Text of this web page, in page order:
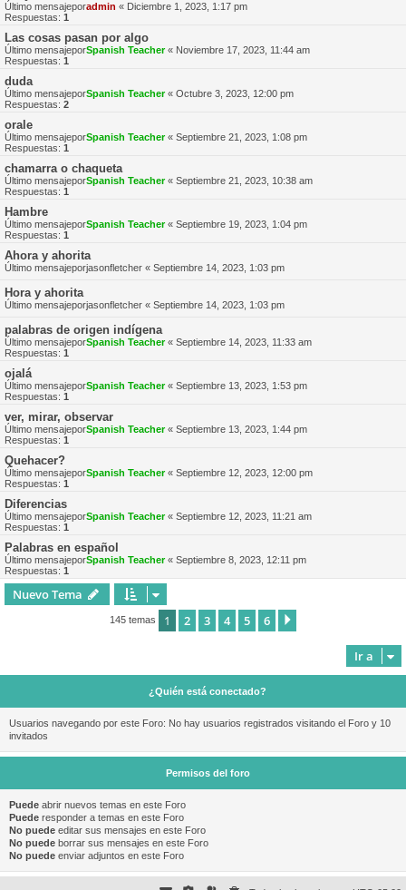
Último mensajeporadmin « Diciembre 1, 2023, 1:17 pm
Respuestas: 1
Las cosas pasan por algo
Último mensajeporSpanish Teacher« Noviembre 17, 2023, 11:44 am
Respuestas: 1
duda
Último mensajeporSpanish Teacher« Octubre 3, 2023, 12:00 pm
Respuestas: 2
orale
Último mensajeporSpanish Teacher« Septiembre 21, 2023, 1:08 pm
Respuestas: 1
chamarra o chaqueta
Último mensajeporSpanish Teacher« Septiembre 21, 2023, 10:38 am
Respuestas: 1
Hambre
Último mensajeporSpanish Teacher« Septiembre 19, 2023, 1:04 pm
Respuestas: 1
Ahora y ahorita
Último mensajeporjasonfletcher « Septiembre 14, 2023, 1:03 pm
Hora y ahorita
Último mensajeporjasonfletcher « Septiembre 14, 2023, 1:03 pm
palabras de origen indígena
Último mensajeporSpanish Teacher« Septiembre 14, 2023, 11:33 am
Respuestas: 1
ojalá
Último mensajeporSpanish Teacher« Septiembre 13, 2023, 1:53 pm
Respuestas: 1
ver, mirar, observar
Último mensajeporSpanish Teacher« Septiembre 13, 2023, 1:44 pm
Respuestas: 1
Quehacer?
Último mensajeporSpanish Teacher« Septiembre 12, 2023, 12:00 pm
Respuestas: 1
Diferencias
Último mensajeporSpanish Teacher« Septiembre 12, 2023, 11:21 am
Respuestas: 1
Palabras en español
Último mensajeporSpanish Teacher« Septiembre 8, 2023, 12:11 pm
Respuestas: 1
Nuevo Tema
145 temas 1 2 3 4 5 6
Ir a
¿Quién está conectado?
Usuarios navegando por este Foro: No hay usuarios registrados visitando el Foro y 10
invitados
Permisos del foro
Puede abrir nuevos temas en este Foro
Puede responder a temas en este Foro
No puede editar sus mensajes en este Foro
No puede borrar sus mensajes en este Foro
No puede enviar adjuntos en este Foro